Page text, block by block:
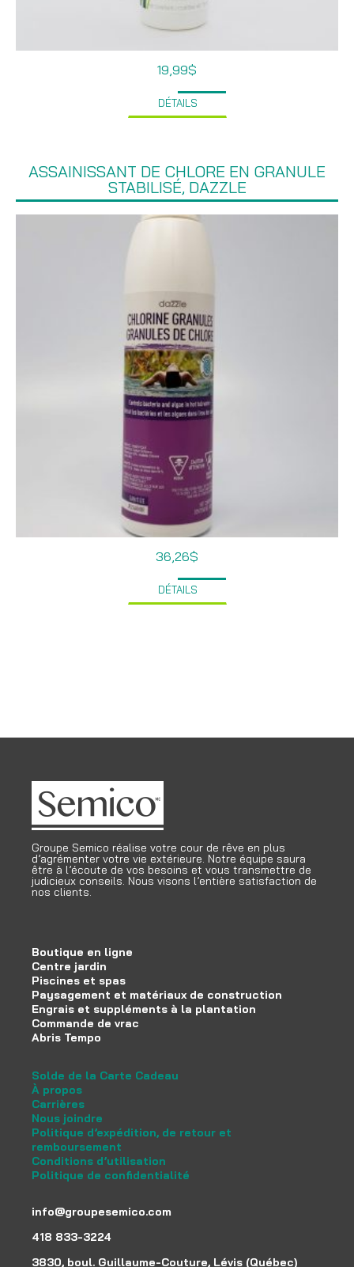
19,99$
DÉTAILS
ASSAINISSANT DE CHLORE EN GRANULE
STABILISÉ, DAZZLE
36,26$
DÉTAILS
Groupe Semico réalise votre cour de rêve en plus
d’agrémenter votre vie extérieure. Notre équipe saura
être à l’écoute de vos besoins et vous transmettre de
judicieux conseils. Nous visons l’entière satisfaction de
nos clients.
Boutique en ligne
Centre jardin
Piscines et spas
Paysagement et matériaux de construction
Engrais et suppléments à la plantation
Commande de vrac
Abris Tempo
Solde de la Carte Cadeau
À propos
Carrières
Nous joindre
Politique d’expédition, de retour et
remboursement
Conditions d’utilisation
Politique de confidentialité
info@groupesemico.com
418 833-3224
3830, boul. Guillaume-Couture, Lévis (Québec)